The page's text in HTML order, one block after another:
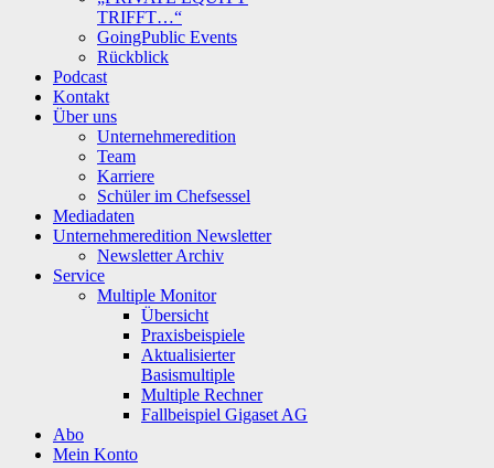
TRIFFT…“
GoingPublic Events
Rückblick
Podcast
Kontakt
Über uns
Unternehmeredition
Team
Karriere
Schüler im Chefsessel
Mediadaten
Unternehmeredition Newsletter
Newsletter Archiv
Service
Multiple Monitor
Übersicht
Praxisbeispiele
Aktualisierter
Basismultiple
Multiple Rechner
Fallbeispiel Gigaset AG
Abo
Mein Konto